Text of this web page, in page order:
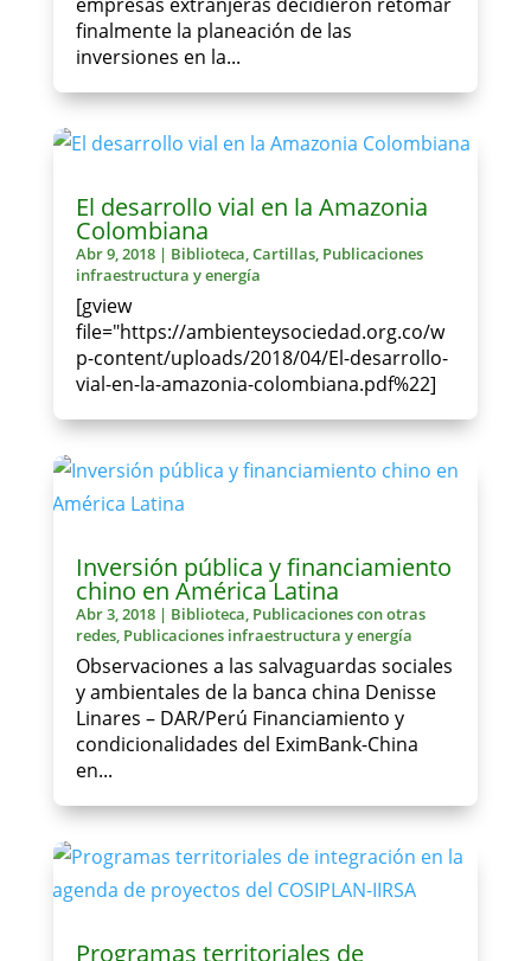
empresas extranjeras decidieron retomar
finalmente la planeación de las
inversiones en la...
El desarrollo vial en la Amazonia
Colombiana
Abr 9, 2018| Biblioteca,Cartillas, Publicaciones
infraestructura y energía
[gview
file="https://ambienteysociedad.org.co/w
p-content/uploads/2018/04/El-desarrollo-
vial-en-la-amazonia-colombiana.pdf%22]
Inversión pública y financiamiento
chino en América Latina
Abr 3, 2018| Biblioteca, Publicaciones con otras
redes, Publicaciones infraestructura y energía
Observaciones a las salvaguardas sociales
y ambientales de la banca china Denisse
Linares – DAR/Perú Financiamiento y
condicionalidades del EximBank-China
en...
Programas territoriales de